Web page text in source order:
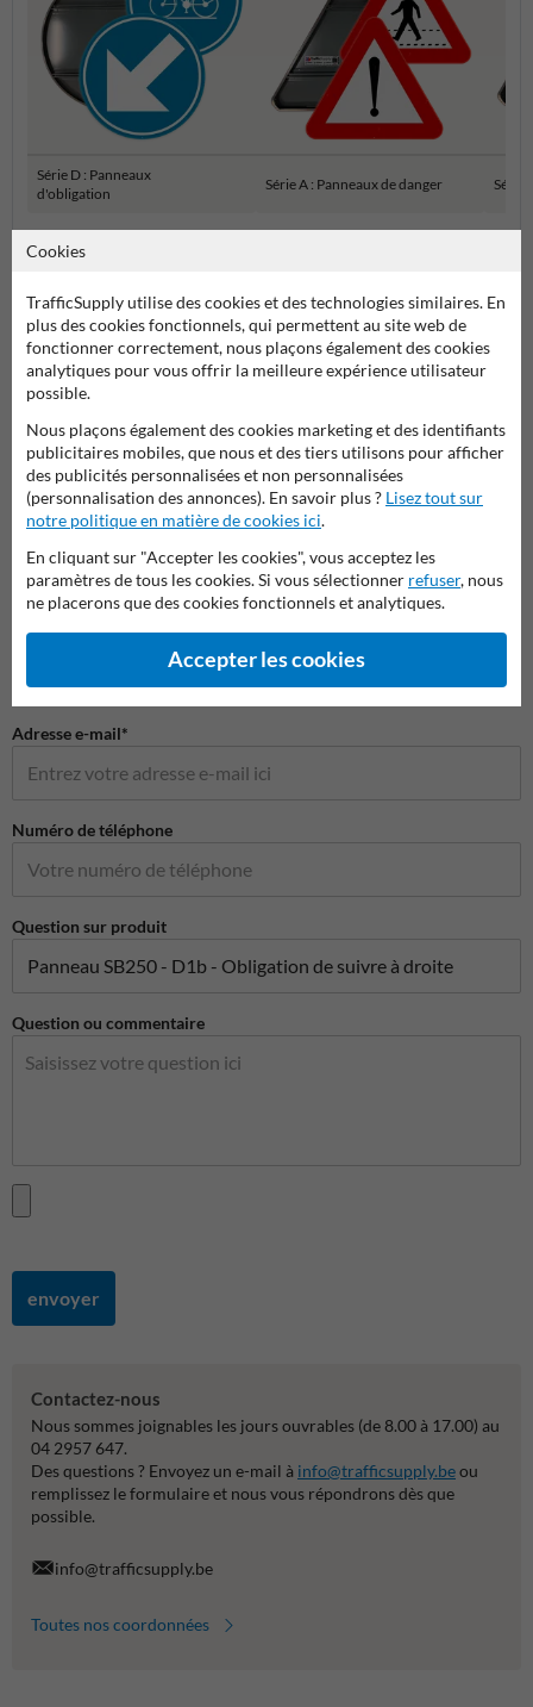
Série D : Panneaux
d'obligation
Série A : Panneaux de danger Série
Poser votre question à Panneausignalisation.be
Nom de l'entreprise
Adresse e-mail*
Numéro de téléphone
Question sur produit
Question ou commentaire
envoyer
Contactez-nous
Nous sommes joignables les jours ouvrables (de 8.00 à 17.00) au
04 2957 647.
Des questions ? Envoyez un e-mail à info@trafficsupply.beou
remplissez le formulaire et nous vous répondrons dès que
possible.
info@trafficsupply.be
Toutes nos coordonnées
Cookies
TrafficSupply utilise des cookies et des technologies similaires. En
plus des cookies fonctionnels, qui permettent au site web de
fonctionner correctement, nous plaçons également des cookies
analytiques pour vous offrir la meilleure expérience utilisateur
possible.
Nous plaçons également des cookies marketing et des identifiants
publicitaires mobiles, que nous et des tiers utilisons pour afficher
des publicités personnalisées et non personnalisées
(personnalisation des annonces). En savoir plus ? Lisez tout sur
notre politique en matière de cookies ici.
En cliquant sur "Accepter les cookies", vous acceptez les
paramètres de tous les cookies. Si vous sélectionner refuser, nous
ne placerons que des cookies fonctionnels et analytiques.
Accepter les cookies